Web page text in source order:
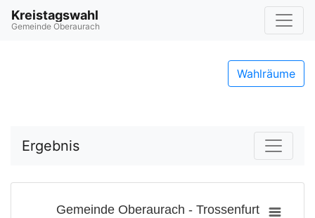
Kreistagswahl
Gemeinde Oberaurach
Wahlräume
Ergebnis
Gemeinde Oberaurach - Trossenfurt